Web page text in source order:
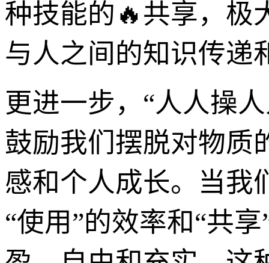
种技能的🔥共享，极
与人之间的知识传递
更进一步，“人人操
鼓励我们摆脱对物质
感和个人成长。当我
“使用”的效率和“共